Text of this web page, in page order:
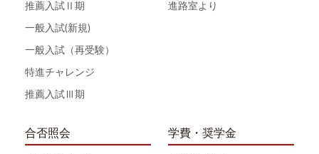
推薦入試Ⅱ期
一般入試(新規)
一般入試（再受験）
特進チャレンジ
推薦入試Ⅲ期
進路室より
合否照会 学費・奨学金